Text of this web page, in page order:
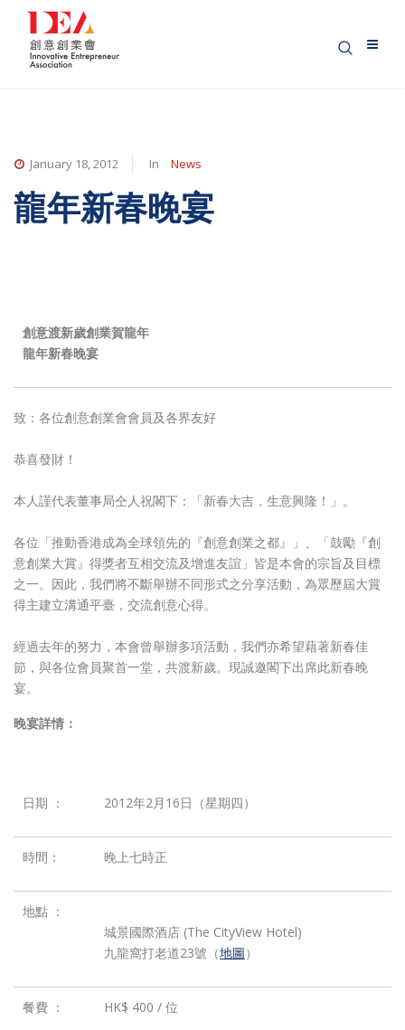
January 18, 2012 In News
龍年新春晚宴
創意渡新歲創業賀龍年
龍年新春晚宴
致：各位創意創業會會員及各界友好
恭喜發財！
本人謹代表董事局仝人祝閣下：「新春大吉，生意興隆！」。
各位「推動香港成為全球領先的『創意創業之都』」、「鼓勵『創
意創業大賞』得獎者互相交流及增進友誼」皆是本會的宗旨及目標
之一。因此，我們將不斷舉辦不同形式之分享活動，為眾歷屆大賞
得主建立溝通平臺，交流創意心得。
經過去年的努力，本會曾舉辦多項活動，我們亦希望藉著新春佳
節，與各位會員聚首一堂，共渡新歲。現誠邀閣下出席此新春晚
宴。
晚宴詳情：
日期 ： 2012年2月16日（星期四）
時間： 晚上七時正
地點 ：
城景國際酒店 (The CityView Hotel)
九龍窩打老道23號（地圖）
餐費 ： HK$ 400 / 位